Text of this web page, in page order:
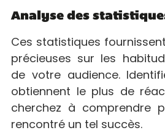
Analyse des
Ces statistiques
précieuses sur les
de votre audience.
obtiennent le plus de
cherchez à comprendre
rencontré un tel succès.